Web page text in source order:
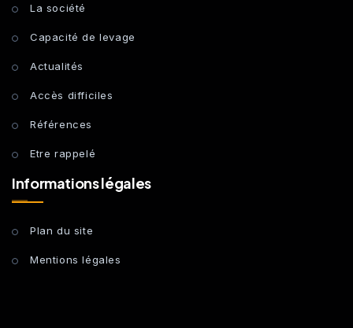
La société
Capacité de levage
Actualités
Accès difficiles
Références
Etre rappelé
Informations légales
Plan du site
Mentions légales